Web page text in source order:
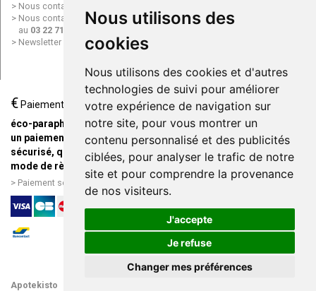
Nous utilisons des
cookies
Nous utilisons des cookies et d'autres
technologies de suivi pour améliorer
votre expérience de navigation sur
notre site, pour vous montrer un
contenu personnalisé et des publicités
ciblées, pour analyser le trafic de notre
site et pour comprendre la provenance
de nos visiteurs.
J'accepte
Je refuse
Changer mes préférences
Nous contacter par e-mail
Nous contacter par téléphone
au 03 22 71 64 10
Newsletter
Mentions légales
Données personnelles
ligne
€ Paiement
éco-parapharmacie.fr offre
un paiement entièrement
sécurisé, quel que soit le
mode de règlement
Paiement sécurisé et simple
Livraison / Point retrait
Commandez en ligne et
recevez votre commande
rapidement chez vous ou en
point retrait
Livraison chez vous ou en
Apotekisto